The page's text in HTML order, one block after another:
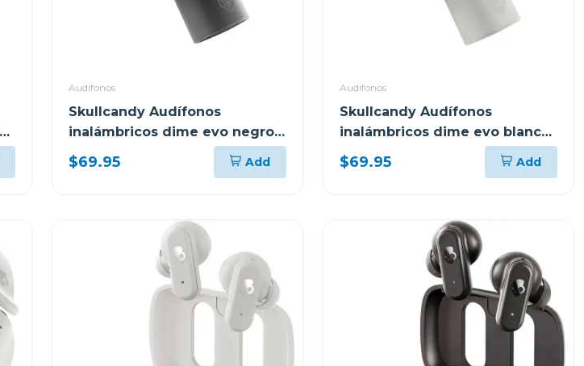
Audifonos
Skullcandy Audífonos
inalámbricos dime evo negro
s740
$69.95 Add
Audifonos
Skullcandy Audífonos
inalámbricos dime evo blanco
s951
$69.95 Add